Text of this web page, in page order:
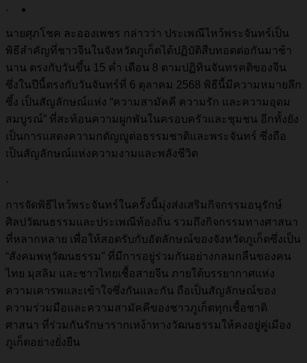
.
นายศุภโชค ละอองเพชร กล่าวว่า ประเพณีไหว้พระจันทร์เป็น
พิธีสำคัญที่ชาวจีนในจังหวัดภูเก็ตได้ปฏิบัติสืบทอดต่อกันมาช้า
นาน ตรงกับวันขึ้น 15 ค่ำ เดือน 8 ตามปฏิทินจันทรคติของจีน
ซึ่งในปีนี้ตรงกับวันจันทร์ที่ 6 ตุลาคม 2568 พิธีนี้มีความหมายลึก
ซึ้ง เป็นสัญลักษณ์แห่ง “ความสามัคคี ความรัก และความอุดม
สมบูรณ์” ที่สะท้อนความผูกพันในครอบครัวและชุมชน อีกทั้งยัง
เป็นการแสดงความกตัญญูต่อธรรมชาติและพระจันทร์ ซึ่งถือ
เป็นสัญลักษณ์แห่งความงามและพลังชีวิต
.
การจัดพิธีไหว้พระจันทร์ในครั้งนี้มุ่งส่งเสริมกิจกรรมอนุรักษ์
ศิลปวัฒนธรรมและประเพณีท้องถิ่น รวมถึงกิจกรรมทางศาสนา
ที่หลากหลาย เพื่อให้สอดรับกับอัตลักษณ์ของจังหวัดภูเก็ตซึ่งเป็น
“สังคมพหุวัฒนธรรม” ที่มีการอยู่ร่วมกันอย่างกลมกลืนของคน
ไทย มุสลิม และชาวไทยเชื้อสายจีน ภายใต้บรรยากาศแห่ง
ความเคารพและเข้าใจซึ่งกันและกัน ถือเป็นสัญลักษณ์ของ
ความร่วมมือและความสามัคคีของชาวภูเก็ตทุกเชื้อชาติ
ศาสนา ที่ร่วมกันรักษารากเหง้าทางวัฒนธรรมให้คงอยู่คู่เมือง
ภูเก็ตอย่างยั่งยืน